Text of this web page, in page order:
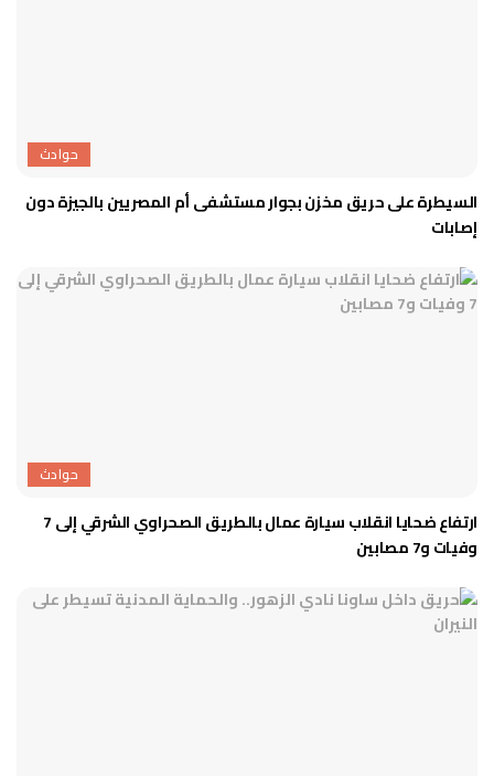
حوادث
السيطرة على حريق مخزن بجوار مستشفى أم المصريين بالجيزة دون
إصابات
حوادث
ارتفاع ضحايا انقلاب سيارة عمال بالطريق الصحراوي الشرقي إلى 7
وفيات و7 مصابين